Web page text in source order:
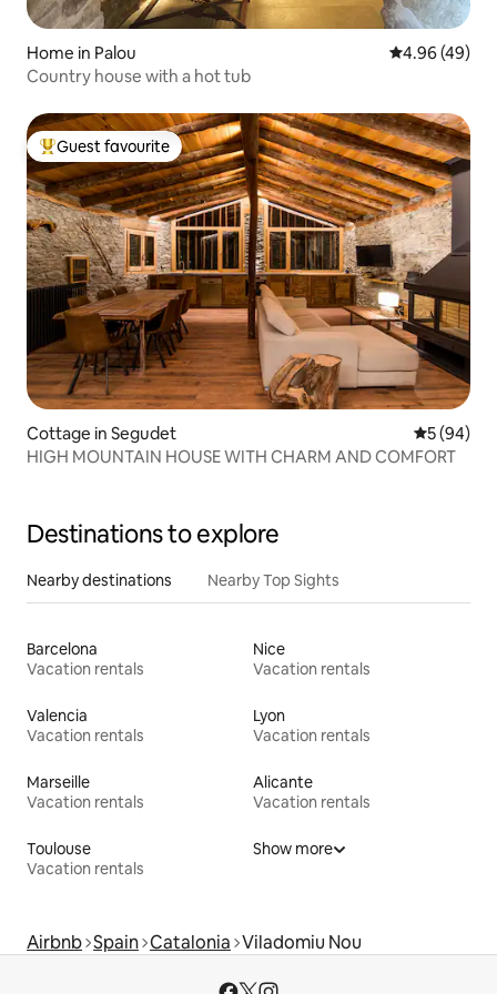
Home in Palou 4.96 out of 5
4.96 (49)
Country house with a hot tub
Top guest favourite
Guest favourite
Cottage in Segudet 5 out of 5
5 (94)
HIGH MOUNTAIN HOUSE WITH CHARM AND COMFORT
Destinations to explore
Nearby destinations Nearby Top Sights
Barcelona
Vacation rentals
Nice
Vacation rentals
Valencia
Vacation rentals
Lyon
Vacation rentals
Marseille
Vacation rentals
Alicante
Vacation rentals
Toulouse
Vacation rentals
Show more
Airbnb Spain Catalonia Viladomiu Nou